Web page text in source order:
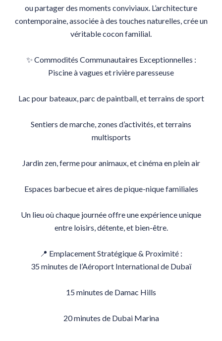
ou partager des moments conviviaux. L’architecture
contemporaine, associée à des touches naturelles, crée un
véritable cocon familial.
✨ Commodités Communautaires Exceptionnelles :
Piscine à vagues et rivière paresseuse
Lac pour bateaux, parc de paintball, et terrains de sport
Sentiers de marche, zones d’activités, et terrains
multisports
Jardin zen, ferme pour animaux, et cinéma en plein air
Espaces barbecue et aires de pique-nique familiales
Un lieu où chaque journée offre une expérience unique
entre loisirs, détente, et bien-être.
📍 Emplacement Stratégique & Proximité :
35 minutes de l’Aéroport International de Dubaï
15 minutes de Damac Hills
20 minutes de Dubai Marina